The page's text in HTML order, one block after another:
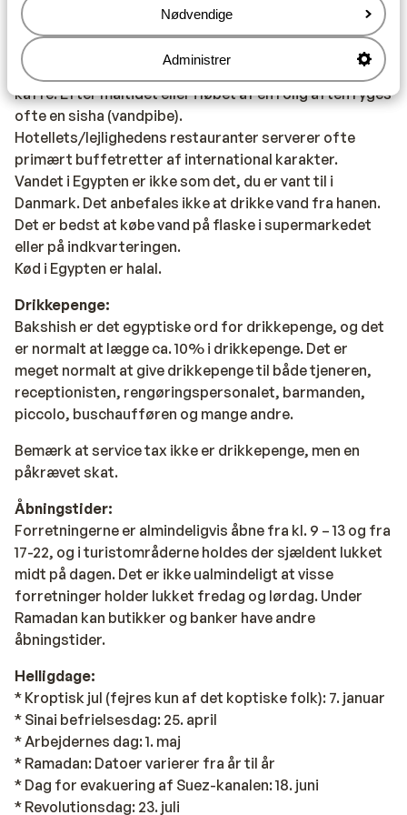
Nødvendige
Administrer
en yoghurt/ hvidløgssauce til! Linsesuppe er også
regelmæssigt på menuen.
Egypterne har også en sød tand. De drikker sød te og
kaffe. Efter måltidet eller i løbet af en rolig aften ryges
ofte en sisha (vandpibe).
Hotellets/lejlighedens restauranter serverer ofte
primært buffetretter af international karakter.
Vandet i Egypten er ikke som det, du er vant til i
Danmark. Det anbefales ikke at drikke vand fra hanen.
Det er bedst at købe vand på flaske i supermarkedet
eller på indkvarteringen.
Kød i Egypten er halal.
Drikkepenge:
Bakshish er det egyptiske ord for drikkepenge, og det
er normalt at lægge ca. 10% i drikkepenge. Det er
meget normalt at give drikkepenge til både tjeneren,
receptionisten, rengøringspersonalet, barmanden,
piccolo, buschaufføren og mange andre.
Bemærk at service tax ikke er drikkepenge, men en
påkrævet skat.
Åbningstider:
Forretningerne er almindeligvis åbne fra kl. 9 – 13 og fra
17-22, og i turistområderne holdes der sjældent lukket
midt på dagen. Det er ikke ualmindeligt at visse
forretninger holder lukket fredag og lørdag. Under
Ramadan kan butikker og banker have andre
åbningstider.
Helligdage:
* Kroptisk jul (fejres kun af det koptiske folk): 7. januar
* Sinai befrielsesdag: 25. april
* Arbejdernes dag: 1. maj
* Ramadan: Datoer varierer fra år til år
* Dag for evakuering af Suez-kanalen: 18. juni
* Revolutionsdag: 23. juli